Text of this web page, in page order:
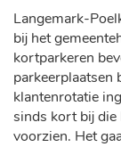
Langemark-
bij het
kortparkeren
parkeerplaatsen
klantenrotatie
sinds kort bij die
voorzien. Het